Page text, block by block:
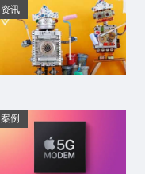
资讯
案例